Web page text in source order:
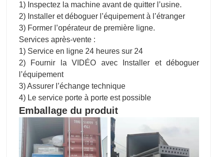
1) Inspectez la machine avant de quitter l’usine.
2) Installer et déboguer l’équipement à l’étranger
3) Former l’opérateur de première ligne.
Services après-vente :
1) Service en ligne 24 heures sur 24
2) Fournir la VIDÉO avec Installer et déboguer
l’équipement
3) Assurer l’échange technique
4) Le service porte à porte est possible
Emballage du produit